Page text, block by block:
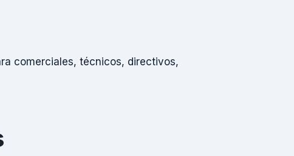
comerciales, técnicos, directivos,